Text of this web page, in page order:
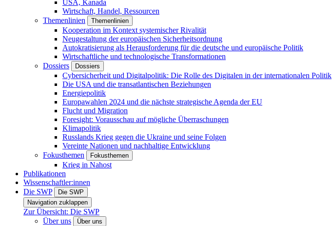
USA, Kanada
Wirtschaft, Handel, Ressourcen
Themenlinien
Themenlinien
Kooperation im Kontext systemischer Rivalität
Neugestaltung der europäischen Sicherheitsordnung
Autokratisierung als Herausforderung für die deutsche und europäische Politik
Wirtschaftliche und technologische Transformationen
Dossiers
Dossiers
Cybersicherheit und Digitalpolitik: Die Rolle des Digitalen in der internationalen Politik
Die USA und die transatlantischen Beziehungen
Energiepolitik
Europawahlen 2024 und die nächste strategische Agenda der EU
Flucht und Migration
Foresight: Vorausschau auf mögliche Überraschungen
Klimapolitik
Russlands Krieg gegen die Ukraine und seine Folgen
Vereinte Nationen und nachhaltige Entwicklung
Fokusthemen
Fokusthemen
Krieg in Nahost
Publikationen
Wissenschaftler:innen
Die SWP
Die SWP
Navigation zuklappen
Zur Übersicht: Die SWP
Über uns
Über uns